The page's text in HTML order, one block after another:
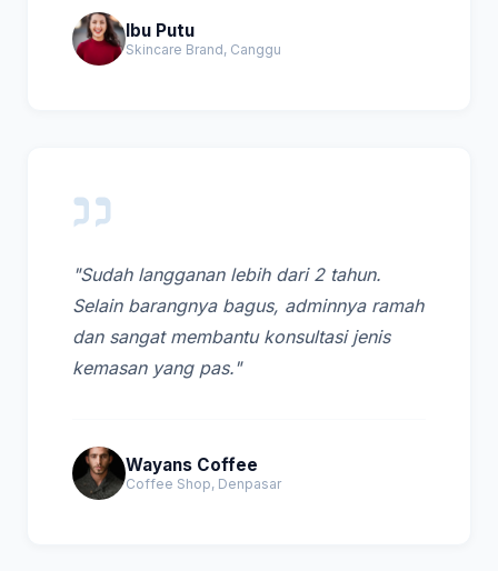
Ibu Putu
Skincare Brand, Canggu
"Sudah langganan lebih dari 2 tahun.
Selain barangnya bagus, adminnya ramah
dan sangat membantu konsultasi jenis
kemasan yang pas."
Wayans Coffee
Coffee Shop, Denpasar